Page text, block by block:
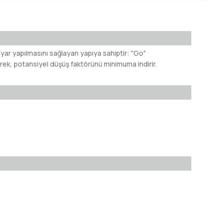
yapılmasını sağlayan yapıya sahiptir: "Go"
potansiyel düşüş faktörünü minimuma indirir.